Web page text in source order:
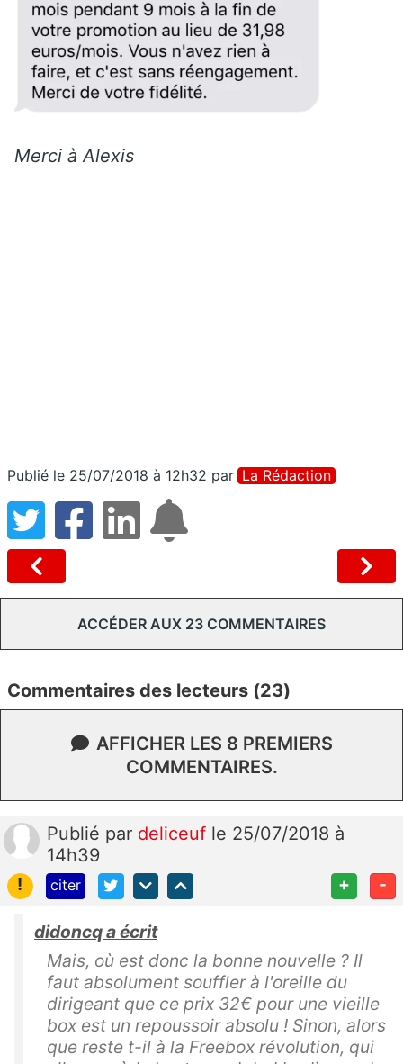
Merci à Alexis
Publié le 25/07/2018 à 12h32 par La Rédaction
ACCÉDER AUX 23 COMMENTAIRES
Commentaires des lecteurs (23)
AFFICHER LES 8 PREMIERS
COMMENTAIRES.
Publié par deliceuf le 25/07/2018 à
14h39
!
citer + -
didoncq a écrit
Mais, où est donc la bonne nouvelle ? Il
faut absolument souffler à l'oreille du
dirigeant que ce prix 32€ pour une vieille
box est un repoussoir absolu ! Sinon, alors
que reste t-il à la Freebox révolution, qui